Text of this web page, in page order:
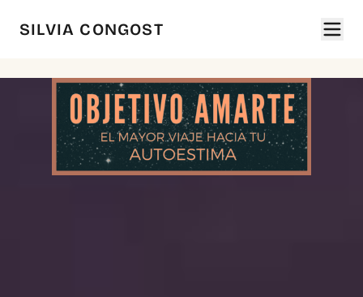
SILVIA CONGOST